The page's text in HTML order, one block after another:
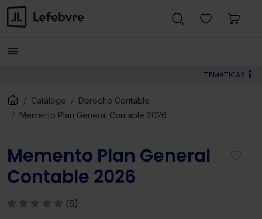
TEMÁTICAS
Catálogo
Derecho Contable
Memento Plan General Contable 2026
Memento Plan General
Contable 2026
(9)